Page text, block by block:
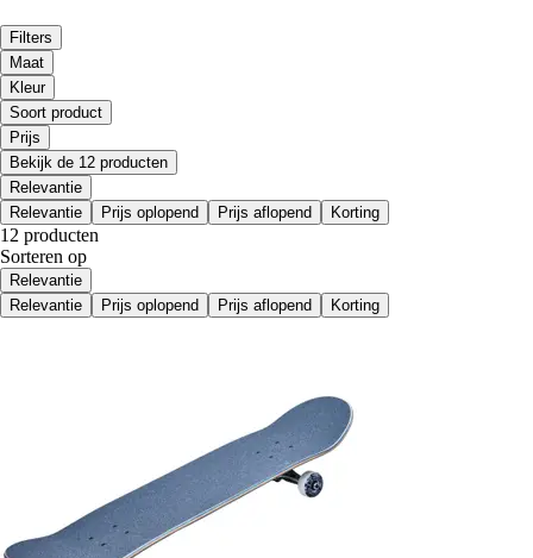
Filters
Maat
Kleur
Soort product
Prijs
Bekijk de 12 producten
Relevantie
Relevantie
Prijs oplopend Prijs aflopend Korting
12 producten
Sorteren op
Relevantie
Relevantie
Prijs oplopend Prijs aflopend Korting